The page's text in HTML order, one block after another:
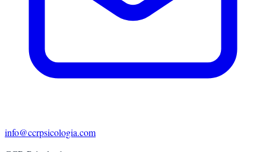
info@ccrpsicologia.com